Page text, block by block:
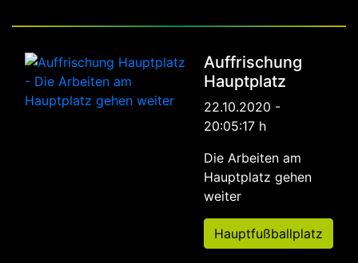
Auffrischung
Hauptplatz
22.10.2020 -
20:05:17 h
Die Arbeiten am
Hauptplatz gehen
weiter
Hauptfußballplatz